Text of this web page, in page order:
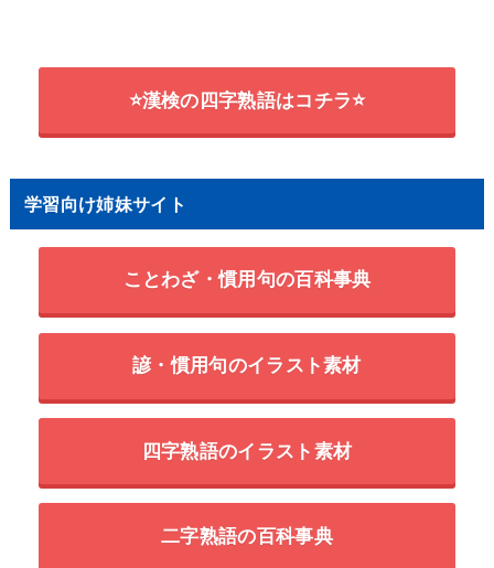
⭐漢検の四字熟語はコチラ⭐
学習向け姉妹サイト
ことわざ・慣用句の百科事典
諺・慣用句のイラスト素材
四字熟語のイラスト素材
二字熟語の百科事典